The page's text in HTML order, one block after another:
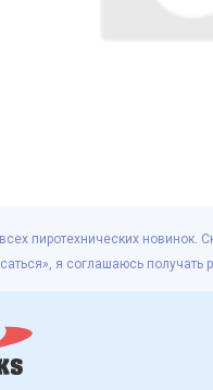
пиротехнических новинок.
я соглашаюсь получать